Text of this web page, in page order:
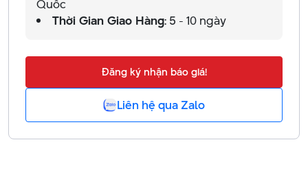
Quốc
Thời Gian Giao Hàng: 5 - 10 ngày
Đăng ký nhận báo giá!
Liên hệ qua Zalo